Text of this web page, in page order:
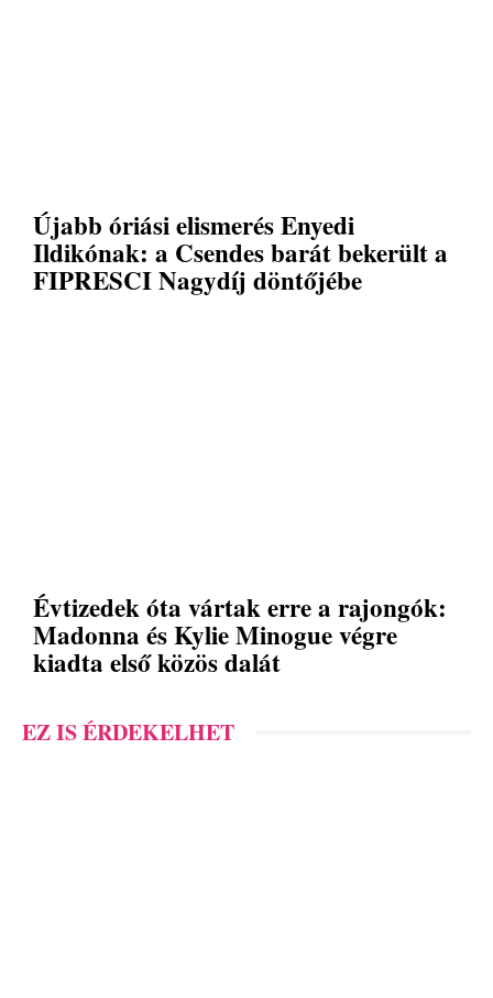
Újabb óriási elismerés Enyedi
Ildikónak: a Csendes barát bekerült a
FIPRESCI Nagydíj döntőjébe
Évtizedek óta vártak erre a rajongók:
Madonna és Kylie Minogue végre
kiadta első közös dalát
EZ IS ÉRDEKELHET